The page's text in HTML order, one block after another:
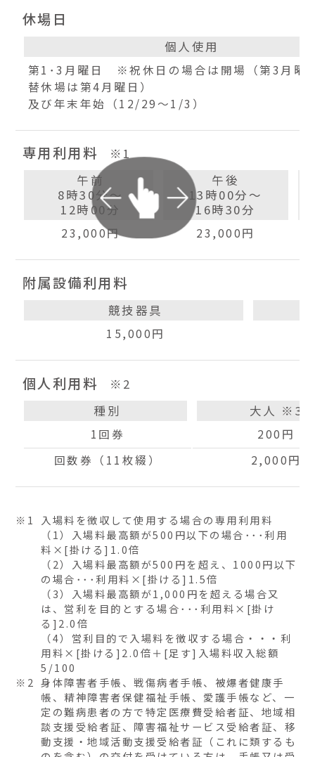
休場日
個人使用
第1･3月曜日 ※祝休日の場合は開場（第3月曜
替休場は第4月曜日）
及び年末年始（12/29～1/3）
専用利用料
※1
午前
8時30分〜
12時00分
午後
13時00分〜
16時30分
23,000円 23,000円
附属設備利用料
競技器具
15,000円
個人利用料
※2
種別
大人 ※3
1回券
200円
回数券（11枚綴）
2,000円
※1
入場料を徴収して使用する場合の専用利用料
（1）入場料最高額が500円以下の場合･･･利用
料×[掛ける]1.0倍
（2）入場料最高額が500円を超え、1000円以下
の場合･･･利用料×[掛ける]1.5倍
（3）入場料最高額が1,000円を超える場合又
は、営利を目的とする場合･･･利用料×[掛け
る]2.0倍
（4）営利目的で入場料を徴収する場合・・・利
用料×[掛ける]2.0倍＋[足す]入場料収入総額
5/100
※2 身体障害者手帳、戦傷病者手帳、被爆者健康手
帳、精神障害者保健福祉手帳、愛護手帳など、一
定の難病患者の方で特定医療費受給者証、地域相
談支援受給者証、障害福祉サービス受給者証、移
動支援・地域活動支援受給者証（これに類するも